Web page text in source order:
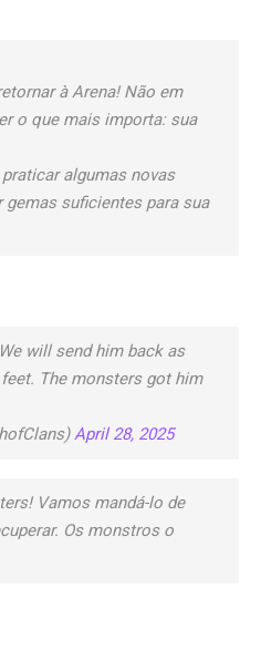
à Arena! Não em
o que mais importa: sua
algumas novas
suficientes para sua
will send him back as
The monsters got him
April 28, 2025
Vamos mandá-lo de
Os monstros o